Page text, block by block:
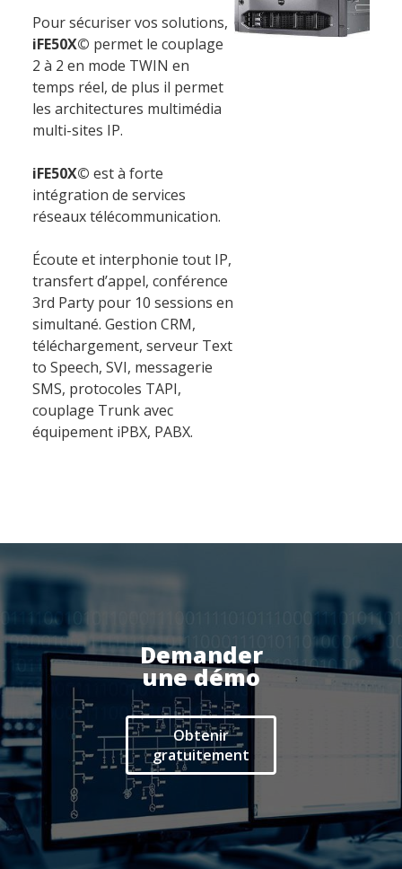
Pour sécuriser vos solutions,
iFE50X© permet le couplage
2 à 2 en mode TWIN en
temps réel, de plus il permet
les architectures multimédia
multi-sites IP.
iFE50X© est à forte
intégration de services
réseaux télécommunication.
Écoute et interphonie tout IP,
transfert d’appel, conférence
3rd Party pour 10 sessions en
simultané. Gestion CRM,
téléchargement, serveur Text
to Speech, SVI, messagerie
SMS, protocoles TAPI,
couplage Trunk avec
équipement iPBX, PABX.
Demander
une démo
Obtenir
gratuitement
Produit
Logiciel de supervision
Logiciel de téléassistance
ERP Gestion Commerciale
Suivi des intervenants
Frontaux de réception
Téléphonie
Actualités
Espace client